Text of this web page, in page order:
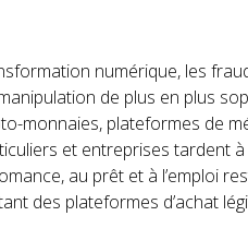
numérique, les
de plus en plus
monnaies, plateformes de
et entreprises tardent
au prêt et à l’emploi
des plateformes d’achat